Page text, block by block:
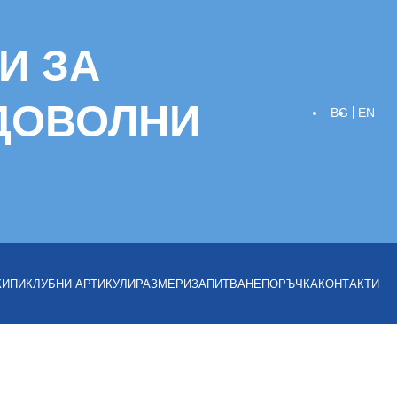
ЗА
BG EN
КЛУБНИ АРТИКУЛИРАЗМЕРИЗАПИТВАНЕПОРЪЧКАКОНТАКТИ